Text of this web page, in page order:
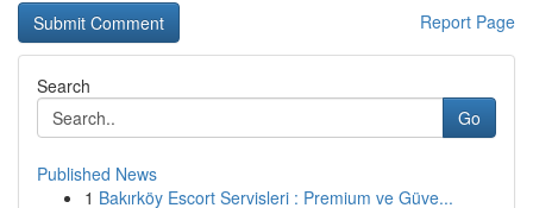
Report Page
Search
Go
Published News
1 Bakırköy Escort Servisleri : Premium ve Güve...